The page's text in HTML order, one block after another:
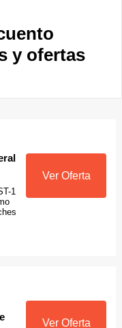
y ofertas
1
Ver Oferta
Ver Oferta